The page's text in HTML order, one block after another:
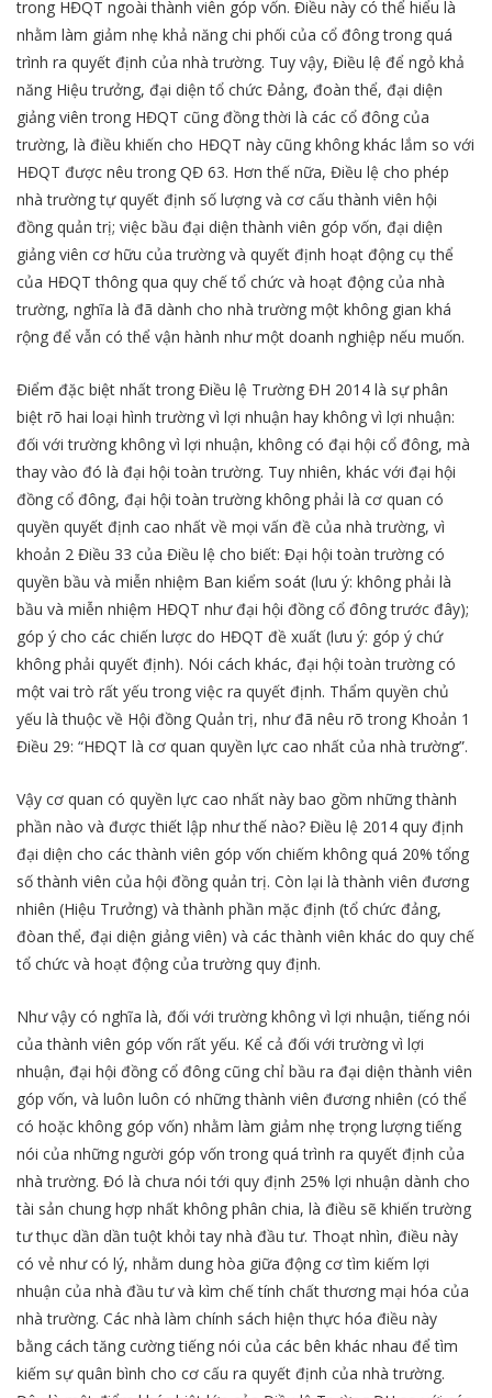
trong HĐQT ngoài thành viên góp vốn. Điều này có thể hiểu là
nhằm làm giảm nhẹ khả năng chi phối của cổ đông trong quá
trình ra quyết định của nhà trường. Tuy vậy, Điều lệ để ngỏ khả
năng Hiệu trưởng, đại diện tổ chức Đảng, đoàn thể, đại diện
giảng viên trong HĐQT cũng đồng thời là các cổ đông của
trường, là điều khiến cho HĐQT này cũng không khác lắm so với
HĐQT được nêu trong QĐ 63. Hơn thế nữa, Điều lệ cho phép
nhà trường tự quyết định số lượng và cơ cấu thành viên hội
đồng quản trị; việc bầu đại diện thành viên góp vốn, đại diện
giảng viên cơ hữu của trường và quyết định hoạt động cụ thể
của HĐQT thông qua quy chế tổ chức và hoạt động của nhà
trường, nghĩa là đã dành cho nhà trường một không gian khá
rộng để vẫn có thể vận hành như một doanh nghiệp nếu muốn.
Điểm đặc biệt nhất trong Điều lệ Trường ĐH 2014 là sự phân
biệt rõ hai loại hình trường vì lợi nhuận hay không vì lợi nhuận:
đối với trường không vì lợi nhuận, không có đại hội cổ đông, mà
thay vào đó là đại hội toàn trường. Tuy nhiên, khác với đại hội
đồng cổ đông, đại hội toàn trường không phải là cơ quan có
quyền quyết định cao nhất về mọi vấn đề của nhà trường, vì
khoản 2 Điều 33 của Điều lệ cho biết: Đại hội toàn trường có
quyền bầu và miễn nhiệm Ban kiểm soát (lưu ý: không phải là
bầu và miễn nhiệm HĐQT như đại hội đồng cổ đông trước đây);
góp ý cho các chiến lược do HĐQT đề xuất (lưu ý: góp ý chứ
không phải quyết định). Nói cách khác, đại hội toàn trường có
một vai trò rất yếu trong việc ra quyết định. Thẩm quyền chủ
yếu là thuộc về Hội đồng Quản trị, như đã nêu rõ trong Khoản 1
Điều 29: “HĐQT là cơ quan quyền lực cao nhất của nhà trường”.
Vậy cơ quan có quyền lực cao nhất này bao gồm những thành
phần nào và được thiết lập như thế nào? Điều lệ 2014 quy định
đại diện cho các thành viên góp vốn chiếm không quá 20% tổng
số thành viên của hội đồng quản trị. Còn lại là thành viên đương
nhiên (Hiệu Trưởng) và thành phần mặc định (tổ chức đảng,
đòan thể, đại diện giảng viên) và các thành viên khác do quy chế
tổ chức và hoạt động của trường quy định.
Như vậy có nghĩa là, đối với trường không vì lợi nhuận, tiếng nói
của thành viên góp vốn rất yếu. Kể cả đối với trường vì lợi
nhuận, đại hội đồng cổ đông cũng chỉ bầu ra đại diện thành viên
góp vốn, và luôn luôn có những thành viên đương nhiên (có thể
có hoặc không góp vốn) nhằm làm giảm nhẹ trọng lượng tiếng
nói của những người góp vốn trong quá trình ra quyết định của
nhà trường. Đó là chưa nói tới quy định 25% lợi nhuận dành cho
tài sản chung hợp nhất không phân chia, là điều sẽ khiến trường
tư thục dần dần tuột khỏi tay nhà đầu tư. Thoạt nhìn, điều này
có vẻ như có lý, nhằm dung hòa giữa động cơ tìm kiếm lợi
nhuận của nhà đầu tư và kìm chế tính chất thương mại hóa của
nhà trường. Các nhà làm chính sách hiện thực hóa điều này
bằng cách tăng cường tiếng nói của các bên khác nhau để tìm
kiếm sự quân bình cho cơ cấu ra quyết định của nhà trường.